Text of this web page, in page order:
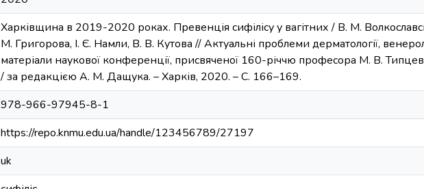
Харківщина в 2019-2020 роках. Превенція сифілісу у вагітних / В. М.
М. Григорова, І. Є. Намли, В. В. Кутова // Актуальні проблеми дерматології,
матеріали наукової конференції, присвяченої 160-річчю професора М. В.
/ за редакцією А. М. Дащука. – Харків, 2020. – С. 166–169.
978-966-97945-8-1
https://repo.knmu.edu.ua/handle/123456789/27197
uk